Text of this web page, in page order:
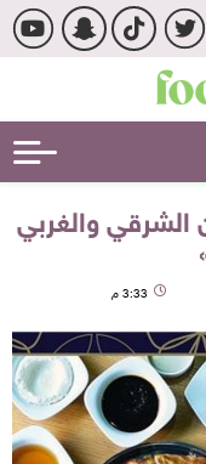
والغربي
3:33 م